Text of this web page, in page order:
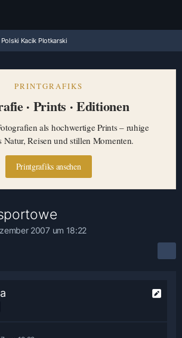
Kacik Plotkarski
PRINTGRAFIKS
· Prints · Editionen
als hochwertige Prints – ruhige
Natur, Reisen und stillen Momenten.
Printgrafiks ansehen
2007 um 18:22